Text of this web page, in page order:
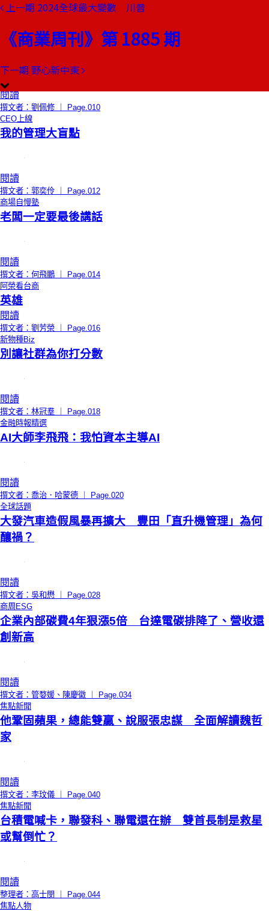
上一期 2024全球最大變數 川普
《商業周刊》第 1885 期
下一期 野心新中東
本期目錄
總編輯的話
影響世界的一票
閱讀
撰文者：劉佩修 ｜ Page.010
CEO上線
我的管理大盲點
閱讀
撰文者：郭奕伶 ｜ Page.012
商場自慢塾
老闆一定要最後講話
閱讀
撰文者：何飛鵬 ｜ Page.014
阿榮看台商
英雄
閱讀
撰文者：劉芳榮 ｜ Page.016
新物種Biz
別讓社群為你打分數
閱讀
撰文者：林冠羣 ｜ Page.018
金融時報精選
AI大師李飛飛：我怕資本主導AI
閱讀
撰文者：喬治．哈蒙德 ｜ Page.020
全球話題
大發汽車造假風暴再擴大 豐田「直升機管理」為何
釀禍？
閱讀
撰文者：吳和懋 ｜ Page.028
商周ESG
企業內部碳費4年狠漲5倍 台達電碳排降了、營收還
創新高
閱讀
撰文者：管婺媛、陳慶徽 ｜ Page.034
焦點新聞
他鞏固蘋果，總能雙贏、說服張忠謀 全面解讀魏哲
家
閱讀
撰文者：李玟儀 ｜ Page.040
焦點新聞
台積電喊卡，聯發科、聯電還在辦 雙首長制是救星
或幫倒忙？
閱讀
整理者：高士閔 ｜ Page.044
焦點人物